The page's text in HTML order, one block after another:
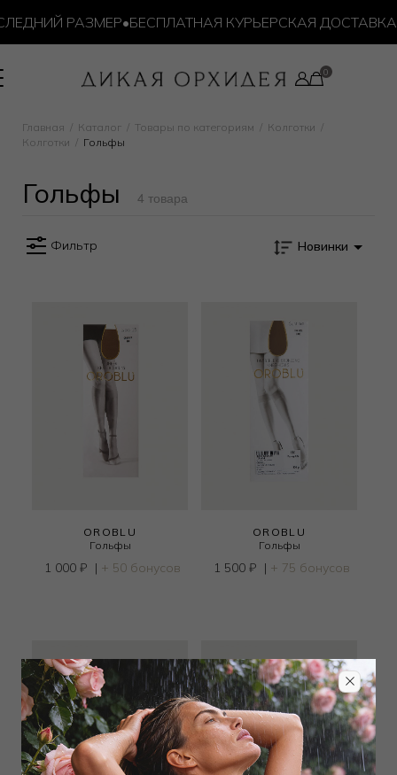
РАЗМЕР•БЕСПЛАТНАЯ КУРЬЕРСКАЯ ДОСТАВКА
Главная Каталог Товары по категориям
Колготки
Колготки
Гольфы
Гольфы 4 товара
Фильтр Новинки
OROBLU
Гольфы
1 000 ₽ | + 50 бонусов
OROBLU
Гольфы
1 500 ₽ | + 75 бонусов